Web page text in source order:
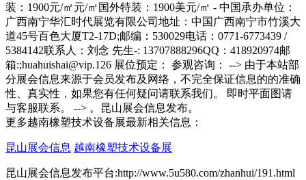
装：1900元/㎡元/㎡国外特装：1900美元/㎡ - 中国承办单位：
广西南宁华汇时代展览有限公司地址：中国广西南宁市竹溪大
道45号百色大厦T2-17D;邮编：530029电话：0771-6773439 /
5384142联系人：刘念 先生-: 13707888296QQ：418920974邮
箱:;huahuishai@vip.126 展位预定： 参观咨询： --> 由于本站部
分展会信息来源于会员发布及网络，不完全保证信息的的准确
性、真实性，如果您有任何疑问请联系我们。 即时平面图请
与客服联系。 --> 。昆山展会信息发布。
更多越南橡塑技术设备展最新相关信息：
昆山展会信息 越南橡塑技术设备展
昆山展会信息发布平台:http://www.5u580.com/zhanhui/191.html